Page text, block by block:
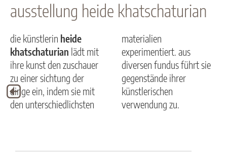
ausstellung heide khatschaturian
die künstlerin heide
khatschaturian lädt mit
ihre kunst den zuschauer
zu einer sichtung der
dinge ein, indem sie mit
den unterschiedlichsten
materialien
experimentiert. aus
diversen fundus führt sie
gegenstände ihrer
künstlerischen
verwendung zu.